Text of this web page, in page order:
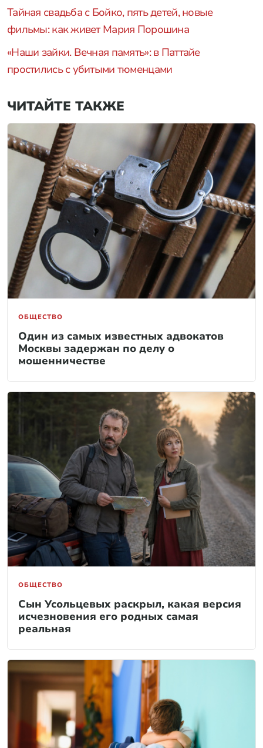
Тайная свадьба с Бойко, пять детей, новые
фильмы: как живет Мария Порошина
«Наши зайки. Вечная память»: в Паттайе
простились с убитыми тюменцами
ЧИТАЙТЕ ТАКЖЕ
ОБЩЕСТВО
Один из самых известных адвокатов
Москвы задержан по делу о
мошенничестве
ОБЩЕСТВО
Сын Усольцевых раскрыл, какая версия
исчезновения его родных самая
реальная